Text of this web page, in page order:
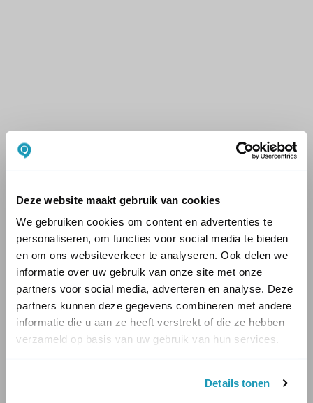
Deze website maakt gebruik van cookies
We gebruiken cookies om content en advertenties te
personaliseren, om functies voor social media te bieden
en om ons websiteverkeer te analyseren. Ook delen we
informatie over uw gebruik van onze site met onze
partners voor social media, adverteren en analyse. Deze
partners kunnen deze gegevens combineren met andere
informatie die u aan ze heeft verstrekt of die ze hebben
verzameld op basis van uw gebruik van hun services.
Details tonen